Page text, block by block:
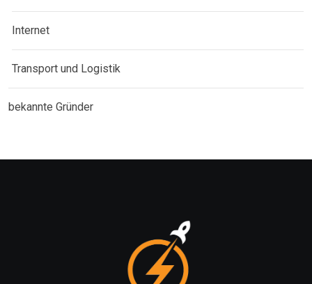
Internet
Transport und Logistik
bekannte Gründer